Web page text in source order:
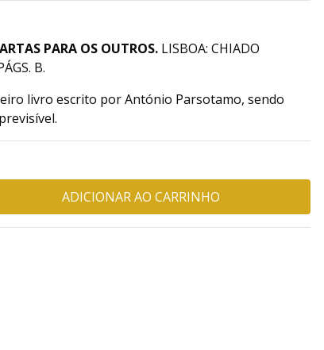
PARA OS OUTROS. LISBOA: CHIADO
B.
livro escrito por António Parsotamo, sendo